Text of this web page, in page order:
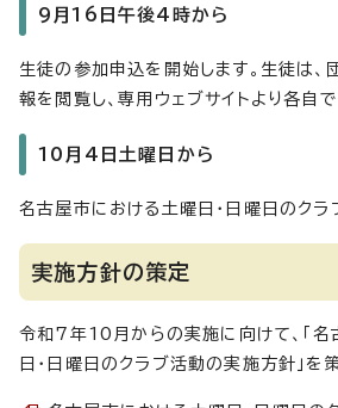
9月16日午後4時から
生徒の参加申込を開始します。生徒は、
報を閲覧し、専用ウェブサイトより各自で
10月4日土曜日から
名古屋市における土曜日・日曜日のクラ
実施方針の策定
令和7年10月からの実施に向けて、「名
日・日曜日のクラブ活動の実施方針」を